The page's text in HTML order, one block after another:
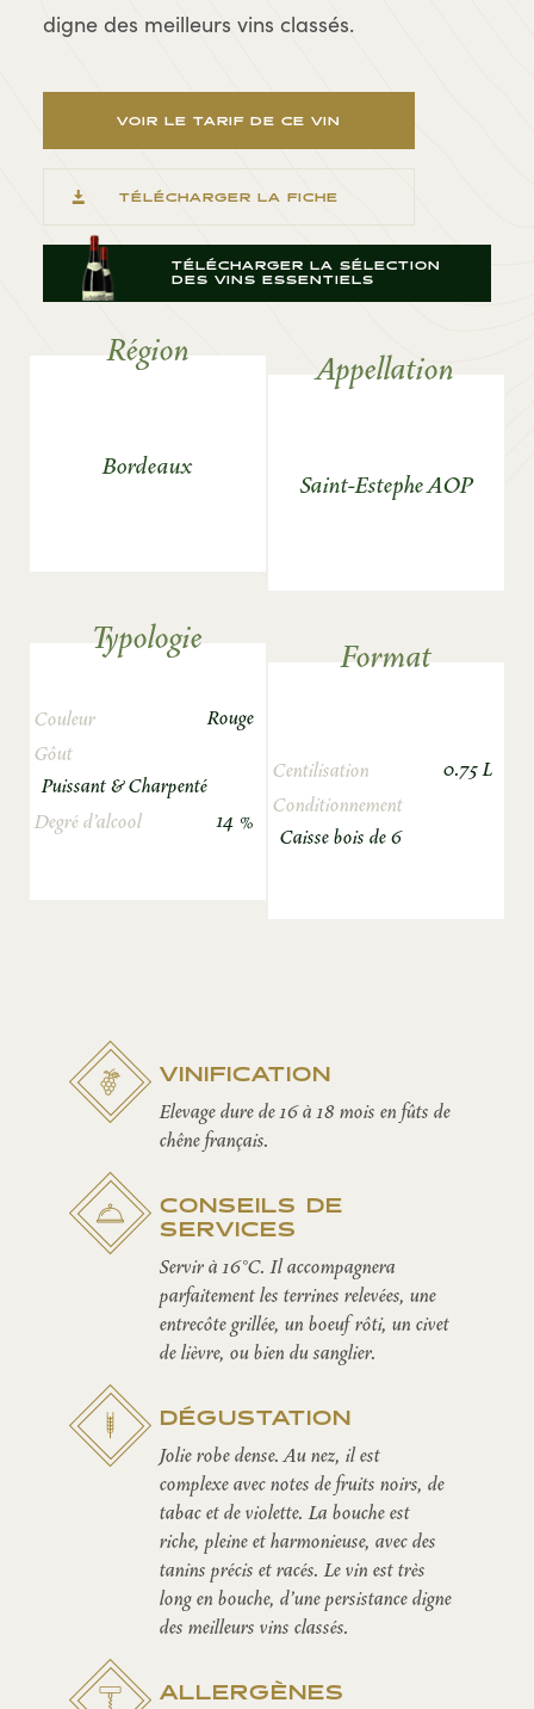
digne des meilleurs vins classés.
VOIR LE TARIF DE CE VIN
TÉLÉCHARGER LA FICHE
TÉLÉCHARGER LA SÉLECTION
DES VINS ESSENTIELS
Région
Bordeaux
Appellation
Saint-Estephe AOP
Typologie
Couleur
Rouge
Gôut
Puissant & Charpenté
Degré d’alcool
14 %
Format
Centilisation
0.75 L
Conditionnement
Caisse bois de 6
VINIFICATION
Elevage dure de 16 à 18 mois en fûts de
chêne français.
CONSEILS DE
SERVICES
Servir à 16°C. Il accompagnera
parfaitement les terrines relevées, une
entrecôte grillée, un boeuf rôti, un civet
de lièvre, ou bien du sanglier.
DÉGUSTATION
Jolie robe dense. Au nez, il est
complexe avec notes de fruits noirs, de
tabac et de violette. La bouche est
riche, pleine et harmonieuse, avec des
tanins précis et racés. Le vin est très
long en bouche, d’une persistance digne
des meilleurs vins classés.
ALLERGÈNES